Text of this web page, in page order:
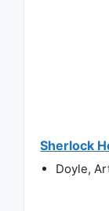
Sherlock
Doyle,